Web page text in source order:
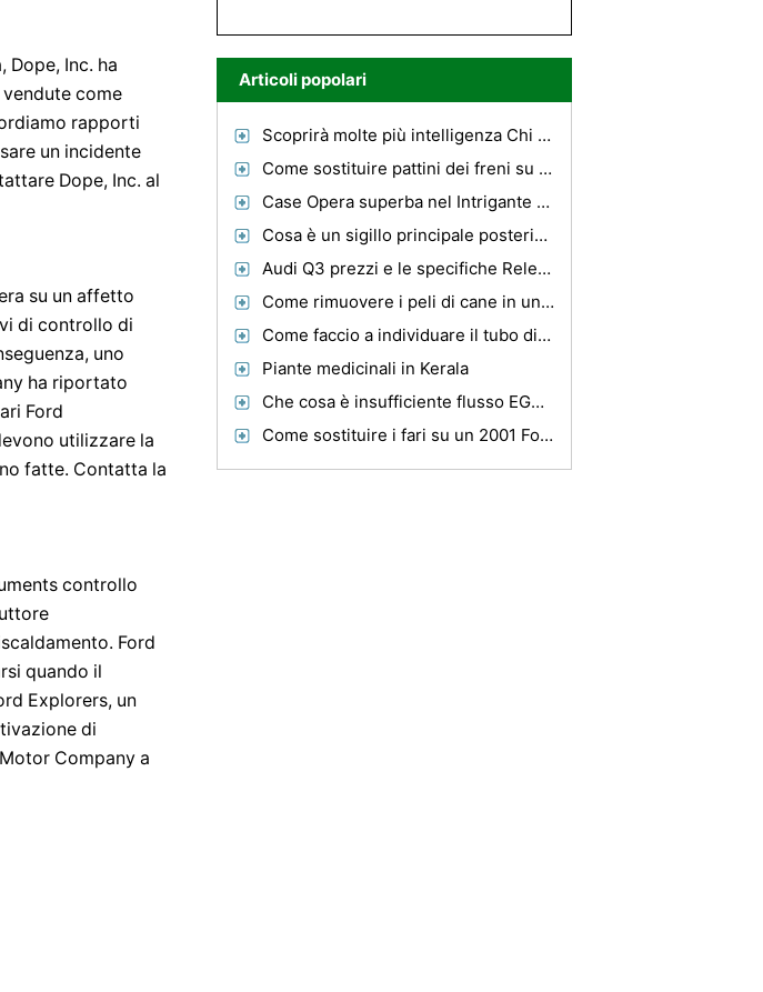
Inc. ha
come
rapporti
un incidente
Dope, Inc. al
su un affetto
di controllo di
uno
ha riportato
Ford
utilizzare la
fatte. Contatta la
controllo
Ford
quando il
Explorers, un
di
Company a
Articoli popolari
Scoprirà molte più intelligenza Chi Kent
Come sostituire pattini dei freni su un Pajero
Case Opera superba nel Intrigante Bruxelles
Cosa è un sigillo principale posteriore ?
Audi Q3 prezzi e le specifiche Released
Come rimuovere i peli di cane in un veicolo
Come faccio a individuare il tubo di bassa pressione sulla mia auto aria condizionata con R134?
Piante medicinali in Kerala
Che cosa è insufficiente flusso EGR ?
Come sostituire i fari su un 2001 Ford F-250